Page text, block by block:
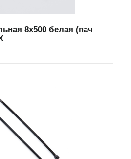
8х500 белая (пач